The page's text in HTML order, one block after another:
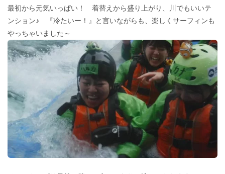
最初から元気いっぱい！ 着替えから盛り上がり、川でもいいテ
ンション♪ 『冷たいー！』と言いながらも、楽しくサーフィンも
やっちゃいました～